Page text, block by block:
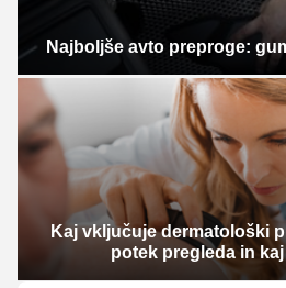
Najboljše avto preproge:
Kaj vključuje dermatološki
potek pregleda in